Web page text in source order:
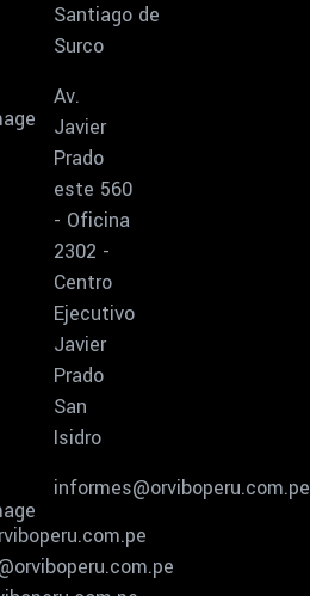
Santiago de
Surco
Av.
Javier
Prado
este 560
- Oficina
2302 -
Centro
Ejecutivo
Javier
Prado
San
Isidro
informes@orviboperu.com.pe